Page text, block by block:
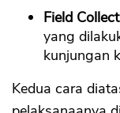
Field
yang
kunjungan
Kedua cara